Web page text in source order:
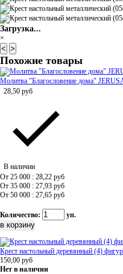
Загрузка...
×
< >
Похожие товары
Молитва "Благословение дома"
28,50 руб
В наличии
От 25 000 : 28,22 руб
От 35 000 : 27,93 руб
От 50 000 : 27,65 руб
Количество: уп.
Крест настольный деревянный (4)
150,00 руб
Нет в наличии